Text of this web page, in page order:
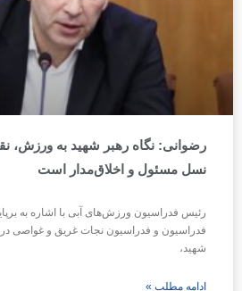
رضوانی: نگاه رهبر شهید به ورزش،
نسل مسئول و اخلاق‌مدار است
رئیس فدراسیون ورزش‌های آبی با اشاره به
فدراسیون و فدراسیون نجات غریق و غواصی در
شهید،
ادامه مطلب »